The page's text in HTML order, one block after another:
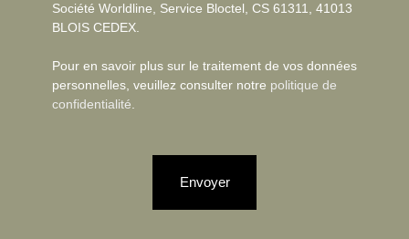
Société Worldline, Service Bloctel, CS 61311, 41013
BLOIS CEDEX.
Pour en savoir plus sur le traitement de vos données
personnelles, veuillez consulter notre politique de
confidentialité.
Envoyer